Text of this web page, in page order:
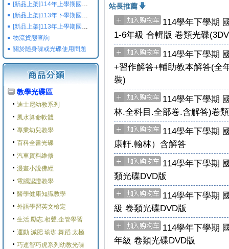
[新品上架]114年上學期國小國中高中命題光碟,校用卷,習作
[新品上架]113年下學期國小國中高中命題光碟,校用卷,習作
[新品上架]113年上學期國小國中高中命題光碟,校用卷,習作
物流貨態查詢
關於随身碟或光碟使用問題
教學光碟區
迪士尼幼教系列
風水算命軟體
專業幼兒教學
百科全書光碟
汽車資料維修
漫畫小說佛經
電腦認證教學
醫學健康知識教學
外語學習英文檢定
生活.勵志.相聲.企管學習
運動.減肥.瑜珈.舞蹈.太極
巧連智巧虎系列幼教光碟
站長推薦
114學年下學期
1-6年級 合輯版 卷類光碟
114學年下學期
+習作解答+輔助教本解答(全
裝)
114學年下學期
林.全科目.全部卷.含解答)卷
114學年下學期
康軒.翰林）含解答
114學年下學期
類光碟DVD版
114學年下學期
級 卷類光碟DVD版
114學年下學期
年級 卷類光碟DVD版